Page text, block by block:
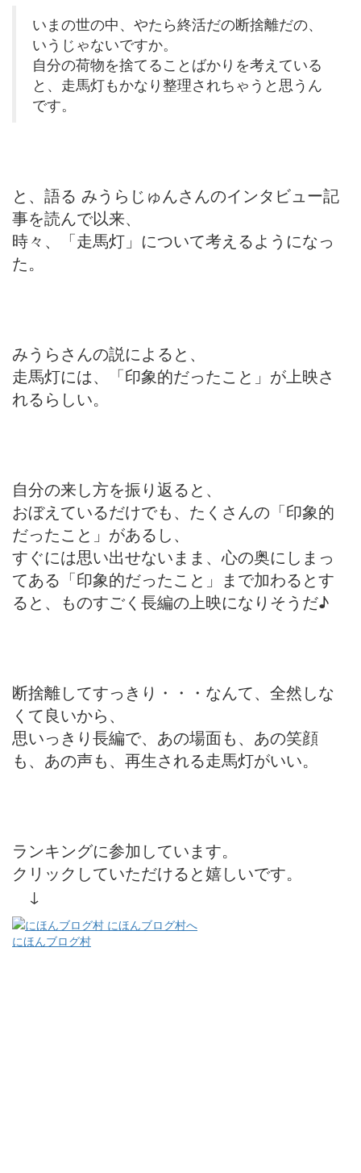
いまの世の中、やたら終活だの断捨離だの、
いうじゃないですか。
自分の荷物を捨てることばかりを考えている
と、走馬灯もかなり整理されちゃうと思うん
です。
と、語る みうらじゅんさんのインタビュー記
事を読んで以来、
時々、「走馬灯」について考えるようになっ
た。
みうらさんの説によると、
走馬灯には、「印象的だったこと」が上映さ
れるらしい。
自分の来し方を振り返ると、
おぼえているだけでも、たくさんの「印象的
だったこと」があるし、
すぐには思い出せないまま、心の奥にしまっ
てある「印象的だったこと」まで加わるとす
ると、ものすごく長編の上映になりそうだ♪
断捨離してすっきり・・・なんて、全然しな
くて良いから、
思いっきり長編で、あの場面も、あの笑顔
も、あの声も、再生される走馬灯がいい。
ランキングに参加しています。
クリックしていただけると嬉しいです。
↓
にほんブログ村